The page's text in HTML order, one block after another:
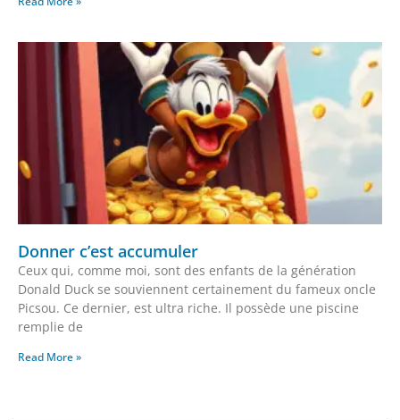
Donner c’est accumuler
Ceux qui, comme moi, sont des enfants de la génération
Donald Duck se souviennent certainement du fameux oncle
Picsou. Ce dernier, est ultra riche. Il possède une piscine
remplie de
Read More »